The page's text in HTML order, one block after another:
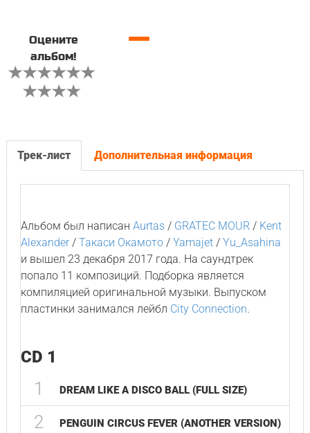
Оцените
альбом!
—
Трек-лист Дополнительная информация
Альбом был написан Aurtas/ GRATEC MOUR/ Kent
Alexander/ Такаси Окамото/ Yamajet/ Yu_Asahina
и вышел 23 декабря 2017 года. На саундтрек
попало 11 композиций. Подборка является
компиляцией оригинальной музыки. Выпуском
пластинки занимался лейбл City Connection.
CD 1
1 DREAM LIKE A DISCO BALL (FULL SIZE)
2 PENGUIN CIRCUS FEVER (ANOTHER VERSION)